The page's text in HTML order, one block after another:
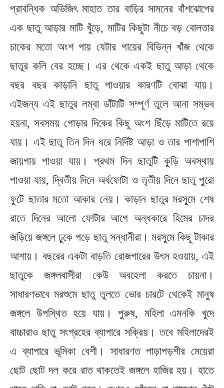
প্রাবন্ধিক অভিজিৎ মাহাত তার বাড়ির সামনের বাঁশঝোপের
এক ছাতু আড়ার মাটি খুঁড়ে, মাটির কিছুটা নীচে বড় বোলতার
চাকের মতো অংশ পায় যেটার গায়ের বিভিন্ন খাঁজ থেকে
ছাতুর কলি বের হচ্ছে। এর থেকে একই ছাতু আড়া থেকে
বছর বছর কাড়ানি ছাতু পাওয়ার কারণটি বোঝা যায়।
এইজন্য এই ছাতুর লম্বা ডাঁটাটি সম্পূর্ণ তুলে আনা সম্ভব
হয়না, সবসময় গোড়ার দিকের কিছু অংশ ছিঁড়ে মাটিতে রয়ে
যায়। এই ছাতু তিন দিন ধরে নির্দিষ্ট আড়া ও তার পাশাপাশি
জায়গায় পাওয়া যায়। প্রথম দিন ছাতুটি কুড়ি অবস্থায়
পাওয়া যায়, দ্বিতীয় দিনে অর্ধফোটা ও তৃতীয় দিনে ছাতু পুরো
ফুটে ছাতার মতো আকার নেয়। কাড়ান ছাতুর মরসুমে শেষ
রাতে দিনের আলো ফোটার আগে অন্ধকারে হিমের চাদর
জড়িয়ে জঙ্গলে ঢুকে পড়ে ছাতু সন্ধানীরা। মরসুমে কিছু টাকার
আশায়। বছরের একটা বাড়তি রোজগারের উৎস হওয়ায়, এই
ছাতুকে জঙ্গলবাসীরা কেউ অবহেলা করতে চায়না।
সাধারণভাবে মরশুমে ছাতু তুলতে ভোর চারটে থেকেই মানুষ
জঙ্গলে উপস্থিত হয়ে যায়। পুরুষ, মহিলা এমনকি খুদে
বাচ্চারাও ছাতু সংগ্রহের ব্যাপারে সক্রিয়। তবে মহিলাদেরই
এ ব্যাপারে ভূমিকা বেশী। সাধারণত পাড়াপড়শীর মেয়েরা
ছোট ছোট দল করে রাত থাকতেই জঙ্গলে হাজির হয়। হাতে